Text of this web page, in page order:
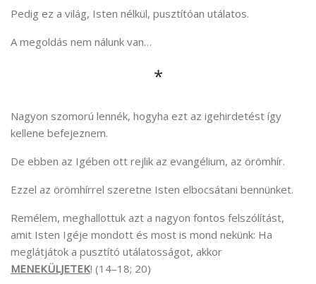
Pedig ez a világ, Isten nélkül, pusztítóan utálatos.
A megoldás nem nálunk van…
*
Nagyon szomorú lennék, hogyha ezt az igehirdetést így
kellene befejeznem.
De ebben az Igében ott rejlik az evangélium, az örömhír.
Ezzel az örömhírrel szeretne Isten elbocsátani bennünket.
Remélem, meghallottuk azt a nagyon fontos felszólítást,
amit Isten Igéje mondott és most is mond nekünk: Ha
meglátjátok a pusztító utálatosságot, akkor
MENEKÜLJETEK! (14–18; 20)